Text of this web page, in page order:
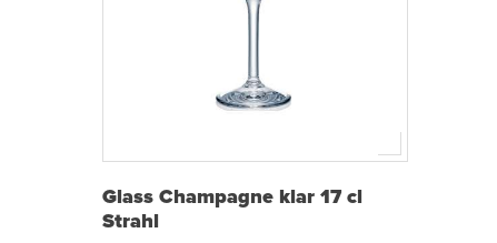
Glass Champagne klar 17 cl
Strahl